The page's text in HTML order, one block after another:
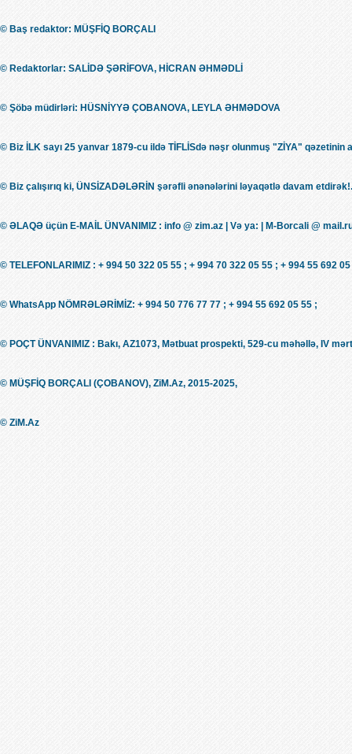
© Baş redaktor: MÜŞFİQ BORÇALI
© Redaktorlar: SALİDƏ ŞƏRİFOVA, HİCRAN ƏHMƏDLİ
© Şöbə müdirləri: HÜSNİYYƏ ÇOBANOVA, LEYLA ƏHMƏDOVA
© Biz İLK sayı 25 yanvar 1879-cu ildə TİFLİSdə nəşr olunmuş "ZİYA" qəzetinin
© Biz çalışırıq ki, ÜNSİZADƏLƏRİN şərəfli ənənələrini ləyaqətlə davam
© ƏLAQƏ üçün E-MAİL ÜNVANIMIZ : info @ zim.az | Və ya: | M-Borcali @
© TELEFONLARIMIZ : + 994 50 322 05 55 ; + 994 70 322 05 55 ; + 994 55 692
© WhatsApp NÖMRƏLƏRİMİZ: + 994 50 776 77 77 ; + 994 55 692 05 55 ;
© POÇT ÜNVANIMIZ : Bakı, AZ1073, Mətbuat prospekti, 529-cu məhəllə, IV
© MÜŞFİQ BORÇALI (ÇOBANOV), ZiM.Az, 2015-2025,
© ZiM.Az